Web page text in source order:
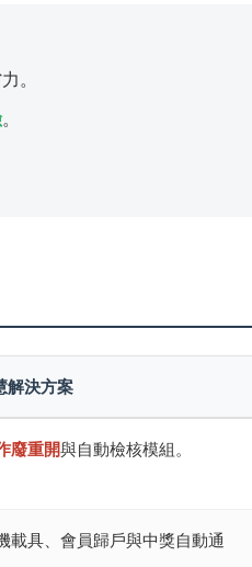
。
。
解決方案
廢重開與自動檢核模組。
載具、會員歸戶與中獎自動通